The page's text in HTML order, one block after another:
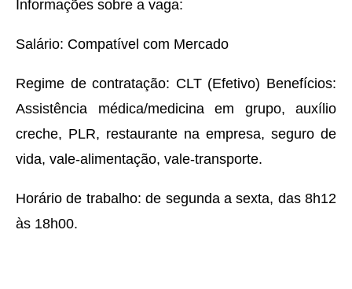
Informações sobre a vaga:
Salário: Compatível com Mercado
Regime de contratação: CLT (Efetivo) Benefícios:
Assistência médica/medicina em grupo, auxílio
creche, PLR, restaurante na empresa, seguro de
vida, vale-alimentação, vale-transporte.
Horário de trabalho: de segunda a sexta, das 8h12
às 18h00.